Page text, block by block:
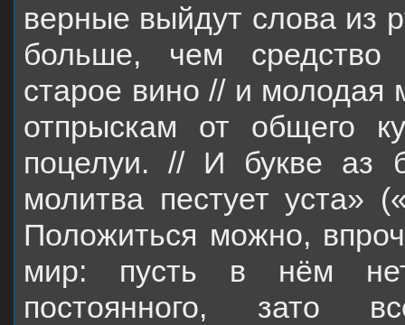
верные выйдут слова из
больше, чем средство
старое вино // и молодая
отпрыскам от общего
поцелуи. // И букве аз
молитва пестует уста»
Положиться можно,
мир: пусть в нём нет
постоянного, зато